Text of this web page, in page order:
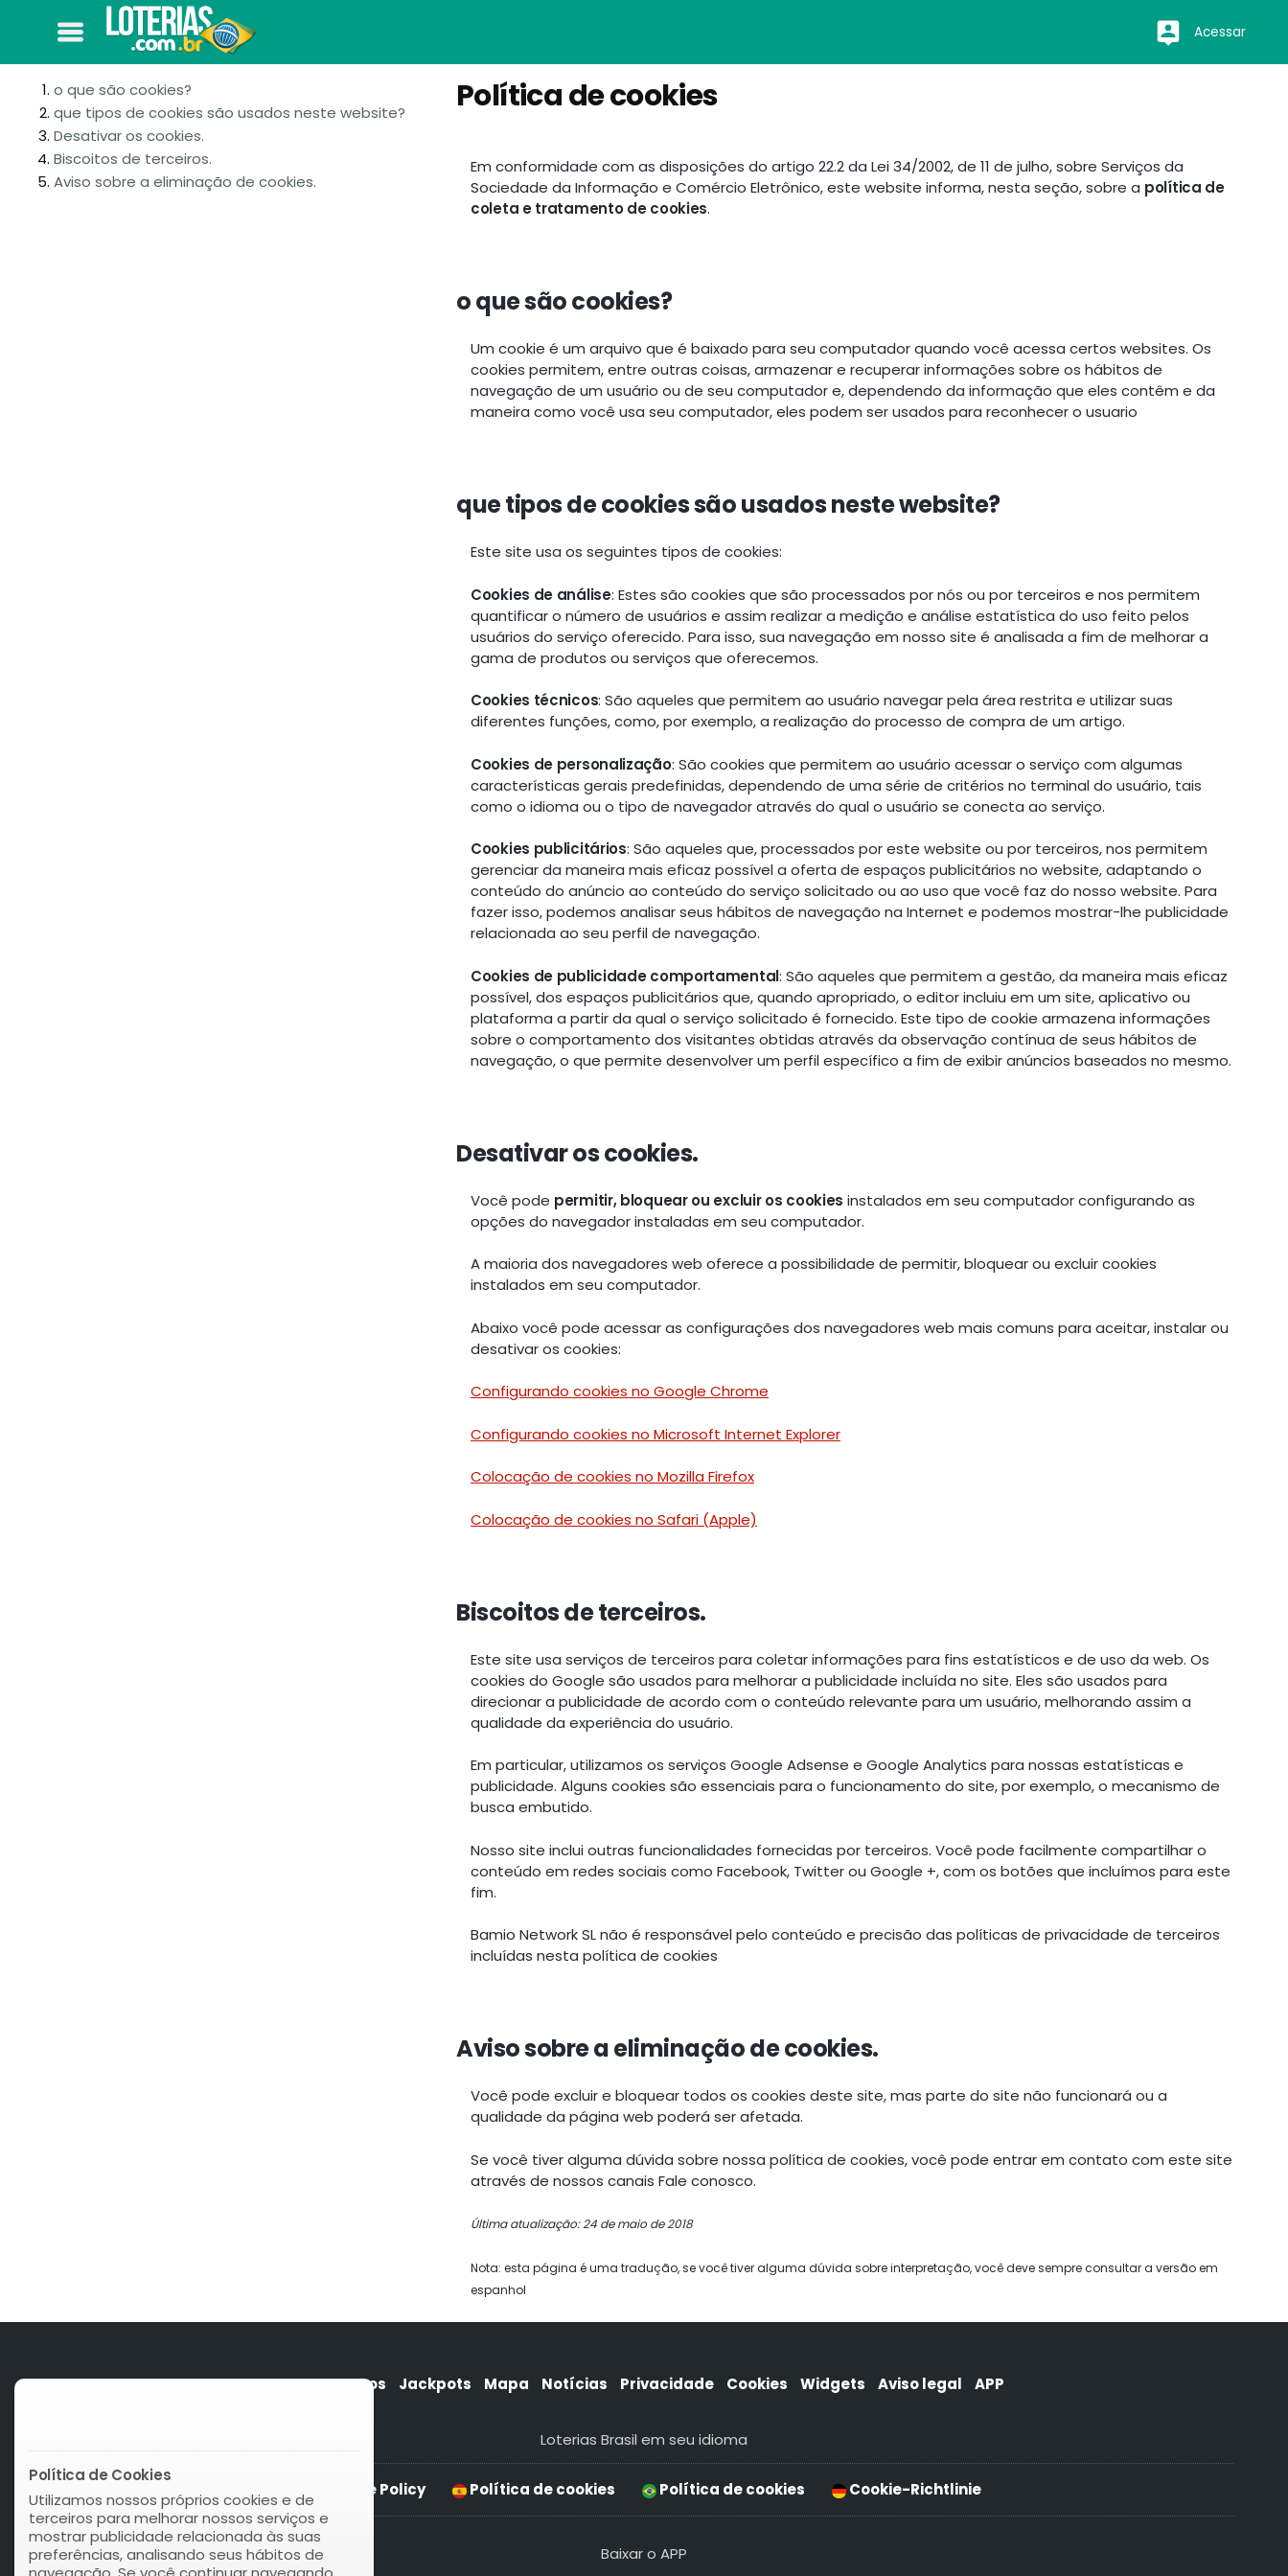
Acessar
o que são cookies?
que tipos de cookies são usados neste website?
Desativar os cookies.
Biscoitos de terceiros.
Aviso sobre a eliminação de cookies.
Política de cookies
Em conformidade com as disposições do artigo 22.2 da Lei 34/2002, de 11 de julho, sobre Serviços da
Sociedade da Informação e Comércio Eletrônico, este website informa, nesta seção, sobre a política de
coleta e tratamento de cookies.
o que são cookies?
Um cookie é um arquivo que é baixado para seu computador quando você acessa certos websites. Os
cookies permitem, entre outras coisas, armazenar e recuperar informações sobre os hábitos de
navegação de um usuário ou de seu computador e, dependendo da informação que eles contêm e da
maneira como você usa seu computador, eles podem ser usados para reconhecer o usuario
que tipos de cookies são usados neste website?
Este site usa os seguintes tipos de cookies:
Cookies de análise: Estes são cookies que são processados por nós ou por terceiros e nos permitem
quantificar o número de usuários e assim realizar a medição e análise estatística do uso feito pelos
usuários do serviço oferecido. Para isso, sua navegação em nosso site é analisada a fim de melhorar a
gama de produtos ou serviços que oferecemos.
Cookies técnicos: São aqueles que permitem ao usuário navegar pela área restrita e utilizar suas
diferentes funções, como, por exemplo, a realização do processo de compra de um artigo.
Cookies de personalização: São cookies que permitem ao usuário acessar o serviço com algumas
características gerais predefinidas, dependendo de uma série de critérios no terminal do usuário, tais
como o idioma ou o tipo de navegador através do qual o usuário se conecta ao serviço.
Cookies publicitários: São aqueles que, processados por este website ou por terceiros, nos permitem
gerenciar da maneira mais eficaz possível a oferta de espaços publicitários no website, adaptando o
conteúdo do anúncio ao conteúdo do serviço solicitado ou ao uso que você faz do nosso website. Para
fazer isso, podemos analisar seus hábitos de navegação na Internet e podemos mostrar-lhe publicidade
relacionada ao seu perfil de navegação.
Cookies de publicidade comportamental: São aqueles que permitem a gestão, da maneira mais eficaz
possível, dos espaços publicitários que, quando apropriado, o editor incluiu em um site, aplicativo ou
plataforma a partir da qual o serviço solicitado é fornecido. Este tipo de cookie armazena informações
sobre o comportamento dos visitantes obtidas através da observação contínua de seus hábitos de
navegação, o que permite desenvolver um perfil específico a fim de exibir anúncios baseados no mesmo.
Desativar os cookies.
Você pode permitir, bloquear ou excluir os cookies instalados em seu computador configurando as
opções do navegador instaladas em seu computador.
A maioria dos navegadores web oferece a possibilidade de permitir, bloquear ou excluir cookies
instalados em seu computador.
Abaixo você pode acessar as configurações dos navegadores web mais comuns para aceitar, instalar ou
desativar os cookies:
Configurando cookies no Google Chrome
Configurando cookies no Microsoft Internet Explorer
Colocação de cookies no Mozilla Firefox
Colocação de cookies no Safari (Apple)
Biscoitos de terceiros.
Este site usa serviços de terceiros para coletar informações para fins estatísticos e de uso da web. Os
cookies do Google são usados para melhorar a publicidade incluída no site. Eles são usados para
direcionar a publicidade de acordo com o conteúdo relevante para um usuário, melhorando assim a
qualidade da experiência do usuário.
Em particular, utilizamos os serviços Google Adsense e Google Analytics para nossas estatísticas e
publicidade. Alguns cookies são essenciais para o funcionamento do site, por exemplo, o mecanismo de
busca embutido.
Nosso site inclui outras funcionalidades fornecidas por terceiros. Você pode facilmente compartilhar o
conteúdo em redes sociais como Facebook, Twitter ou Google +, com os botões que incluímos para este
fim.
Bamio Network SL não é responsável pelo conteúdo e precisão das políticas de privacidade de terceiros
incluídas nesta política de cookies
Aviso sobre a eliminação de cookies.
Você pode excluir e bloquear todos os cookies deste site, mas parte do site não funcionará ou a
qualidade da página web poderá ser afetada.
Se você tiver alguma dúvida sobre nossa política de cookies, você pode entrar em contato com este site
através de nossos canais Fale conosco.
Última atualização: 24 de maio de 2018
Nota: esta página é uma tradução, se você tiver alguma dúvida sobre interpretação, você deve sempre consultar a versão em
espanhol
Quem somos Jackpots Mapa Notícias Privacidade Cookies Widgets Aviso legal APP
Loterias Brasil em seu idioma
Cookie Policy Política de cookies Política de cookies Cookie-Richtlinie
Baixar o APP
Política de Cookies
Utilizamos nossos próprios cookies e de
terceiros para melhorar nossos serviços e
mostrar publicidade relacionada às suas
preferências, analisando seus hábitos de